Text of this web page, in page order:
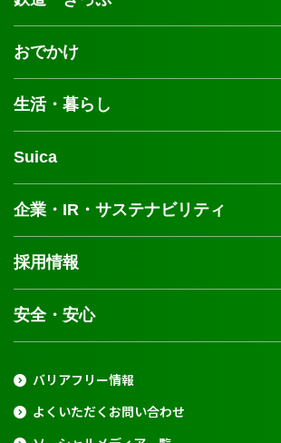
おでかけ
生活・暮らし
Suica
企業・IR・サステナビリティ
採用情報
安全・安心
バリアフリー情報
よくいただくお問い合わせ